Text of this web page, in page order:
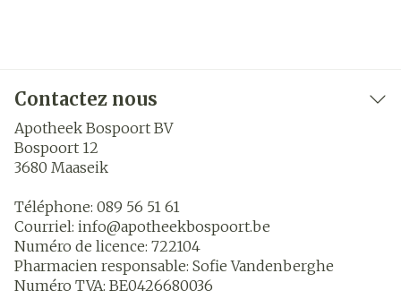
Contactez nous
Apotheek Bospoort BV
Bospoort 12
3680 Maaseik
Téléphone: 089 56 51 61
Courriel: info@apotheekbospoort.be
Numéro de licence: 722104
Pharmacien responsable: Sofie Vandenberghe
Numéro TVA: BE0426680036